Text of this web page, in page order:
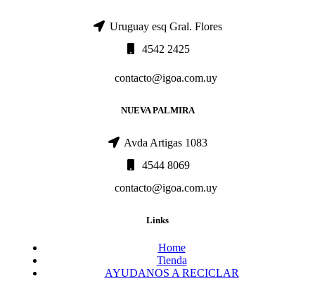
Uruguay esq Gral. Flores
4542 2425
contacto@igoa.com.uy
NUEVA PALMIRA
Avda Artigas 1083
4544 8069
contacto@igoa.com.uy
Links
Home
Tienda
AYUDANOS A RECICLAR